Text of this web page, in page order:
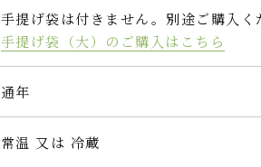
手提げ袋は付きません。別途ご購入く
手提げ袋（大）のご購入はこちら
通年
常温 又は 冷蔵